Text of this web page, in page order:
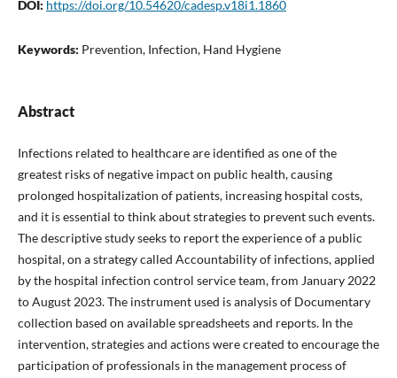
DOI: https://doi.org/10.54620/cadesp.v18i1.1860
Keywords: Prevention, Infection, Hand Hygiene
Abstract
Infections related to healthcare are identified as one of the
greatest risks of negative impact on public health, causing
prolonged hospitalization of patients, increasing hospital costs,
and it is essential to think about strategies to prevent such events.
The descriptive study seeks to report the experience of a public
hospital, on a strategy called Accountability of infections, applied
by the hospital infection control service team, from January 2022
to August 2023. The instrument used is analysis of Documentary
collection based on available spreadsheets and reports. In the
intervention, strategies and actions were created to encourage the
participation of professionals in the management process of